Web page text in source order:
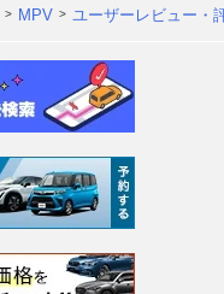
MPV ユーザーレビュー・